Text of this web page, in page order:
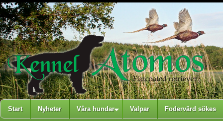
Start Nyheter Våra hundar Valpar Fodervärd sökes